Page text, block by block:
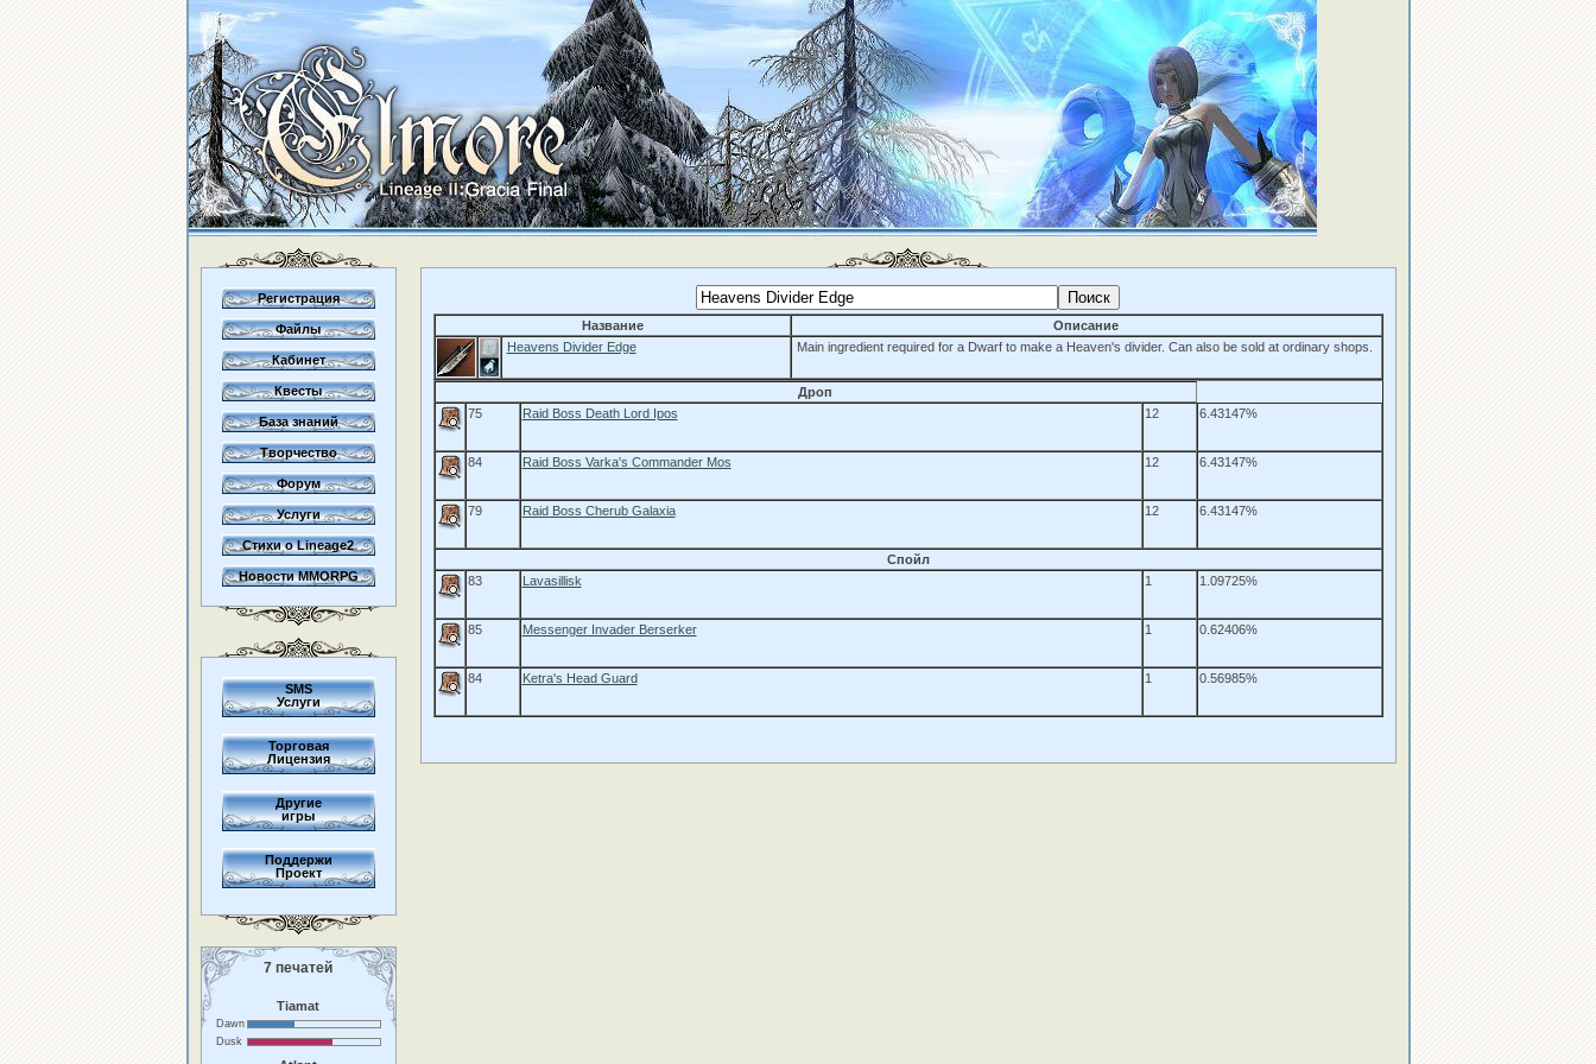
Регистрация
Файлы
Кабинет
Квесты
База знаний
Творчество
Форум
Услуги
Стихи о Lineage2
Новости MMORPG
SMS
Услуги
Торговая
Лицензия
Другие
игры
Поддержи
Проект
7 печатей
Tiamat
Dawn
Dusk
Название
Описание
Heavens Divider Edge
Main ingredient required for a Dwarf to make a Heaven's divider. Can also be sold at ordinary shops.
Дроп
75
Raid Boss Death Lord Ipos 12 6.43147%
84 Raid Boss Varka's Commander Mos 12 6.43147%
79 Raid Boss Cherub Galaxia 12 6.43147%
Спойл
83
Lavasillisk 1 1.09725%
85 Messenger Invader Berserker 1 0.62406%
84 Ketra's Head Guard 1 0.56985%